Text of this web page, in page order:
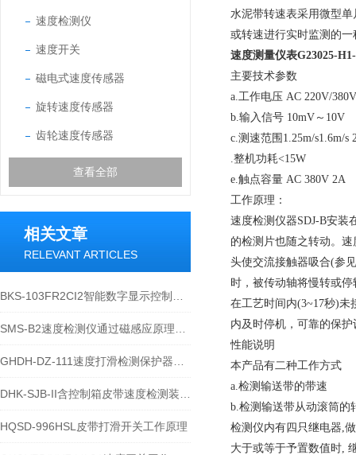
速度检测仪
速度开关
磁电式速度传感器
旋转速度传感器
齿轮速度传感器
查看全部
相关文章
RELEVANT ARTICLES
HQSD-996HSL皮带打滑开关工作原理
水泥带转速表采用微型
或转速进行实时监测的
速度测量仪表G23025-
主要技术参数
a.工作电压 AC 220V/
b.输入信号 10mV～10V
c.测速范围1.25m/s1.6m/s
.整机功耗<15W
e.触点容量 AC 380V 2A
工作原理：
速度检测仪器SDJ-B安装
的检测片也随之转动。
头使交流接触器吸合(参
时，被传动轴将慢转或
在工艺时间内(3~17秒)未
内及时停机，可靠的保
性能说明
本产品有二种工作方式
a.检测输送带的带速
b.检测输送带从动滚筒的
检测仪内有四只继电器,
大于或等于予置数值时,